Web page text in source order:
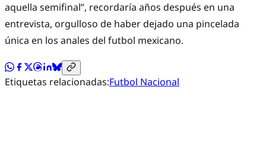
aquella semifinal”, recordaría años después en una
entrevista, orgulloso de haber dejado una pincelada
única en los anales del futbol mexicano.
Etiquetas relacionadas:Futbol Nacional